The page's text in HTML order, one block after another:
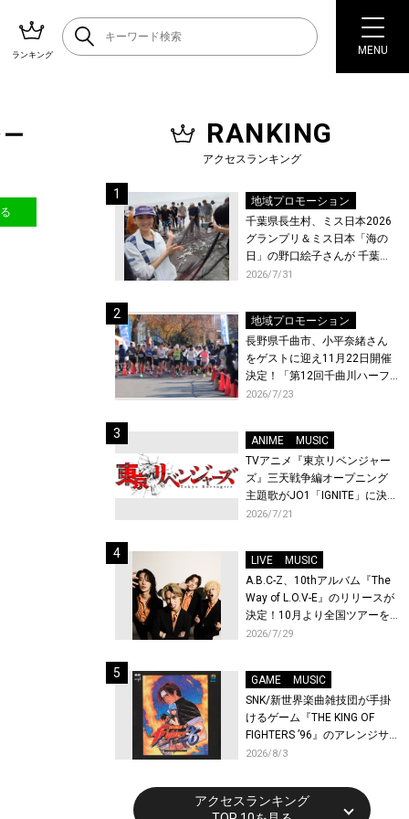
ランキング MENU
RANKING
アクセスランキング
地域プロモーション
千葉県長生村、ミス日本2026
グランプリ＆ミス日本「海の
日」の野口絵子さんが 千葉県
唯一の村・長生村で地引網を
2026/7/31
地域プロモーション
長野県千曲市、小平奈緒さん
をゲストに迎え11月22日開催
決定！「第12回千曲川ハーフ
マラソン」エントリー受付開
2026/7/23
ANIME
MUSIC
TVアニメ『東京リベンジャー
ズ』三天戦争編オープニング
主題歌がJO1「IGNITE」に決
定！メンバー全員から喜びと
先行上映会を開催！
2026/7/21
LIVE
MUSIC
A.B.C-Z、10thアルバム『The
Way of L.O.V-E』のリリースが
決定！10月より全国ツアーを
開催！
2026/7/29
GAME
MUSIC
SNK/新世界楽曲雑技団が手掛
けるゲーム『THE KING OF
FIGHTERS ’96』のアレンジサ
ウンドトラックが配信開始！
2026/8/3
アクセスランキング